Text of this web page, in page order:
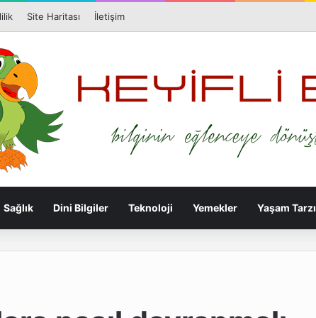
Site Haritası İletişim
Sağlık Dini Bilgiler Teknoloji Yemekler Yaşam Tarzı